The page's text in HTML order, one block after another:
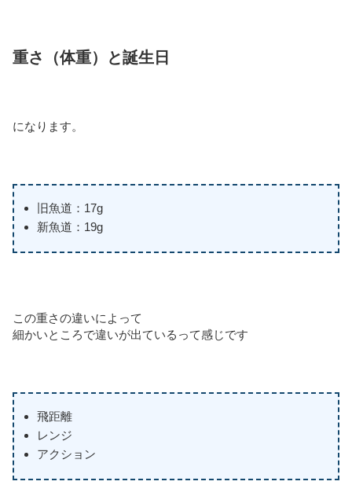
重さ（体重）と誕生日
になります。
旧魚道：17g
新魚道：19g
この重さの違いによって
細かいところで違いが出ているって感じです
飛距離
レンジ
アクション